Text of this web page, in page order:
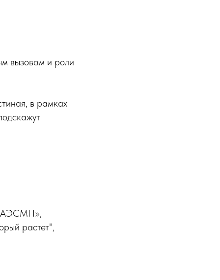
вызовам и роли
в рамках
растет",